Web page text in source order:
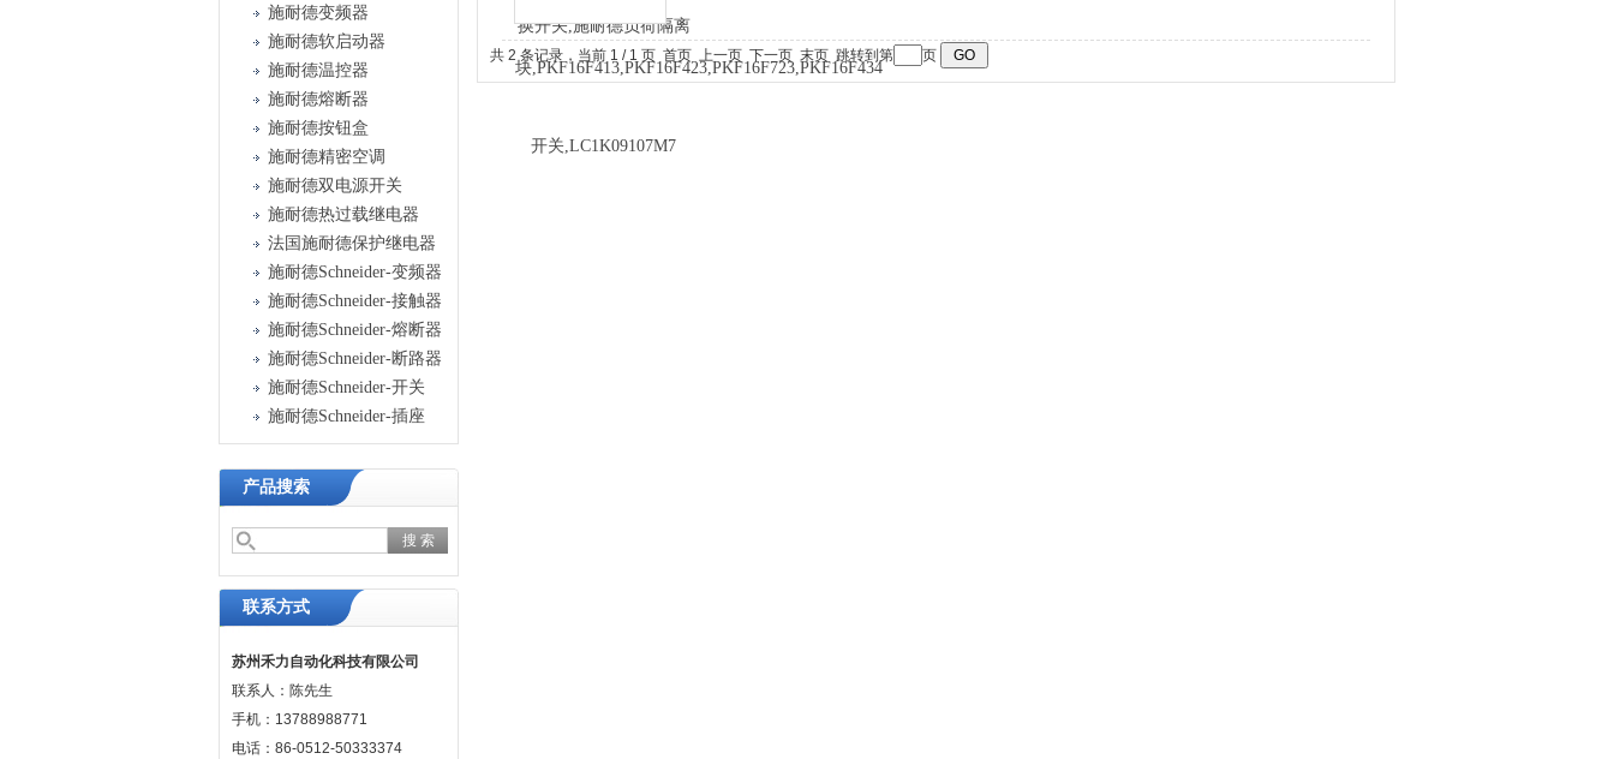
施耐德变频器
施耐德软启动器
施耐德温控器
施耐德熔断器
施耐德按钮盒
施耐德精密空调
施耐德双电源开关
施耐德热过载继电器
法国施耐德保护继电器
施耐德Schneider-变频器
施耐德Schneider-接触器
施耐德Schneider-熔断器
施耐德Schneider-断路器
施耐德Schneider-开关
施耐德Schneider-插座
产品搜索
联系方式
苏州禾力自动化科技有限公司
联系人：陈先生
手机：13788988771
电话：86-0512-50333374
共 2 条记录，当前 1 / 1 页 首页 上一页 下一页 末页 跳转到第 页